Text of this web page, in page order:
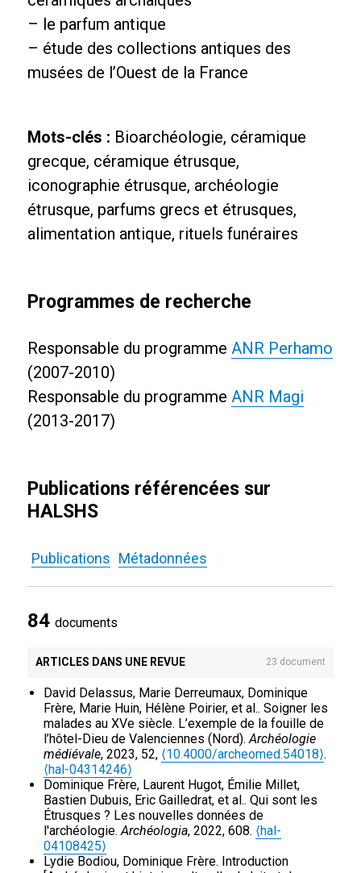
– le parfum antique
– étude des collections antiques des
musées de l’Ouest de la France
Mots-clés : Bioarchéologie, céramique
grecque, céramique étrusque,
iconographie étrusque, archéologie
étrusque, parfums grecs et étrusques,
alimentation antique, rituels funéraires
Programmes de recherche
Responsable du programmeANR Perhamo
(2007-2010)
Responsable du programmeANR Magi
(2013-2017)
Publications référencées sur
HALSHS
Publications Métadonnées
84documents
ARTICLES DANS UNE REVUE 23 document
David Delassus, Marie Derreumaux, Dominique
Frère, Marie Huin, Hélène Poirier, et al.. Soigner les
malades au XVe siècle. L’exemple de la fouille de
l’hôtel-Dieu de Valenciennes (Nord).Archéologie
médiévale, 2023, 52, ⟨10.4000/archeomed.54018⟩.
⟨hal-04314246⟩
Dominique Frère, Laurent Hugot, Émilie Millet,
Bastien Dubuis, Eric Gailledrat, et al.. Qui sont les
Étrusques ? Les nouvelles données de
l'archéologie.Archéologia, 2022, 608. ⟨hal-
04108425⟩
Lydie Bodiou, Dominique Frère. Introduction